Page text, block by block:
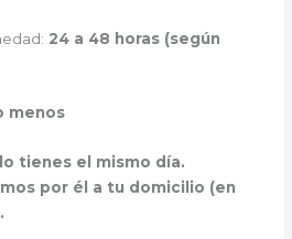
24 a 48 horas (según
menos
tienes el mismo día.
por él a tu domicilio (en